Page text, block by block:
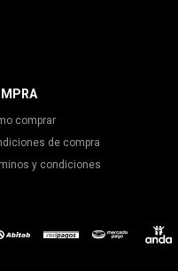
comprar
de compra
y condiciones